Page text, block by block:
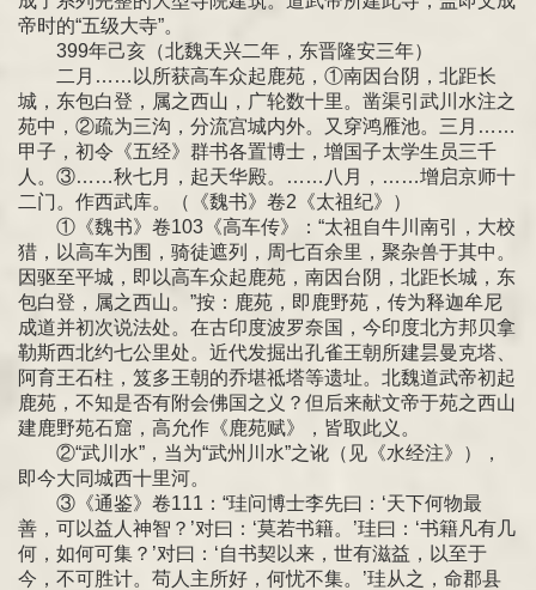
帝时的“五级大寺”。
399年己亥（北魏天兴二年，东晋隆安三年）
二月……以所获高车众起鹿苑，①南因台阴，北距长
城，东包白登，属之西山，广轮数十里。凿渠引武川水注之
苑中，②疏为三沟，分流宫城内外。又穿鸿雁池。三月……
甲子，初令《五经》群书各置博士，增国子太学生员三千
人。③……秋七月，起天华殿。……八月，……增启京师十
二门。作西武库。（《魏书》卷2《太祖纪》）
①《魏书》卷103《高车传》：“太祖自牛川南引，大校
猎，以高车为围，骑徒遮列，周七百余里，聚杂兽于其中。
因驱至平城，即以高车众起鹿苑，南因台阴，北距长城，东
包白登，属之西山。”按：鹿苑，即鹿野苑，传为释迦牟尼
成道并初次说法处。在古印度波罗奈国，今印度北方邦贝拿
勒斯西北约七公里处。近代发掘出孔雀王朝所建昙曼克塔、
阿育王石柱，笈多王朝的乔堪祗塔等遗址。北魏道武帝初起
鹿苑，不知是否有附会佛国之义？但后来献文帝于苑之西山
建鹿野苑石窟，高允作《鹿苑赋》，皆取此义。
②“武川水”，当为“武州川水”之讹（见《水经注》），
即今大同城西十里河。
③《通鉴》卷111：“珪问博士李先曰：‘天下何物最
善，可以益人神智？’对曰：‘莫若书籍。’珪曰：‘书籍凡有几
何，如何可集？’对曰：‘自书契以来，世有滋益，以至于
今，不可胜计。苟人主所好，何忧不集。’珪从之，命郡县